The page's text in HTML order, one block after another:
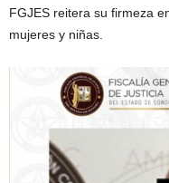
FGJES reitera su firmeza
mujeres y niñas.